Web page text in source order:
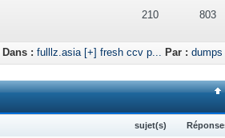
210 803
Dans : fulllz.asia [+] fresh ccv p... Par : dumps
sujet(s)